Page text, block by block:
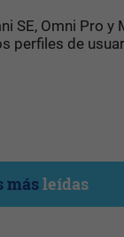
SE, Omni Pro y
perfiles de
másleídas